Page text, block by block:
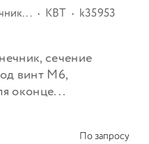
КВТ k35953
сечение
винт М6,
оконце...
По запросу